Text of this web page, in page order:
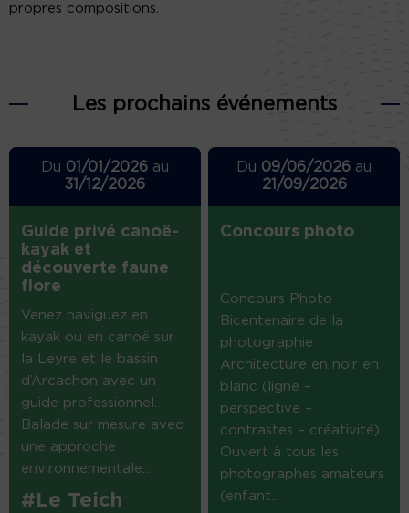
propres compositions.
Les prochains événements
Du 01/01/2026au
31/12/2026
Guide privé canoë-
kayak et
découverte faune
flore
Venez naviguez en
kayak ou en canoë sur
la Leyre et le bassin
d’Arcachon avec un
guide professionnel.
Balade sur mesure avec
une approche
environnementale....
#Le Teich
Du 09/06/2026 au
21/09/2026
Concours photo
Concours Photo
Bicentenaire de la
photographie
Architecture en noir en
blanc (ligne –
perspective –
contrastes – créativité)
Ouvert à tous les
photographes amateurs
(enfant...